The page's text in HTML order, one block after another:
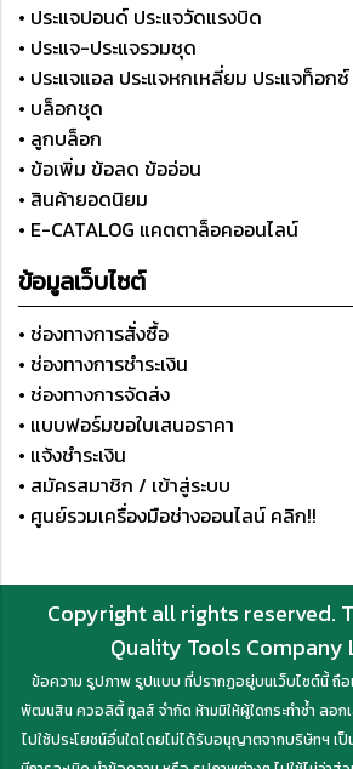
• ประแจปอนด์ ประแจวัดแรงบิด
• ประแจ-ประแจรวมชุด
• ประแจแอล ประแจหกเหลี่ยม ประแจท็อกซ์
• บล็อกชุด
• ลูกบล็อก
• ข้อเพิ่ม ข้อลด ข้ออ่อน
• สินค้ายอดนิยม
• E-CATALOG แคตตาล็อคออนไลน์
ข้อมูลเว็บไซต์
• ช่องทางการสั่งซื้อ
• ช่องทางการชำระเงิน
• ช่องทางการจัดส่ง
• แบบฟอร์มขอใบเสนอราคา
• แจ้งชำระเงิน
• สมัครสมาชิก / เข้าสู่ระบบ
• ศูนย์รวมเครื่องมือช่างออนไลน์ คลิก!!
Copyright all rights reserved.
Quality Tools Company
ข้อความ รูปภาพ รูปแบบ ที่ปรากฏอยู่บนเว็บไซต์นี้ ถื
พัฒนสิน ควอลิตี้ ทูลส์ จำกัด ห้ามมิให้ผู้ใดกระทำซ้ำ ลอก
ไปใช้ประโยชน์อื่นใดโดยไม่ได้รับอนุญาตจากบริษัทฯ